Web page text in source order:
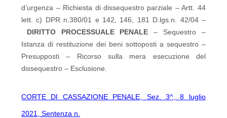
d’urgenza – Richiesta di dissequestro parziale – Artt. 44
lett. c) DPR n.380/01 e 142, 146, 181 D.lgs.n. 42/04 –
DIRITTO PROCESSUALE PENALE – Sequestro –
Istanza di restituzione dei beni sottoposti a sequestro –
Presupposti – Ricorso sulla mera esecuzione del
dissequestro – Esclusione.
CORTE DI CASSAZIONE PENALE, Sez. 3^, 8 luglio
2021, Sentenza n.